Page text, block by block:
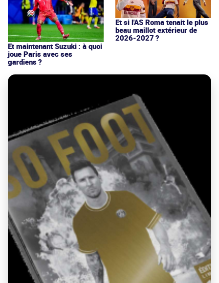
Et maintenant Suzuki : à quoi
joue Paris avec ses
gardiens ?
Et si l'AS Roma tenait le plus
beau maillot extérieur de
2026-2027 ?